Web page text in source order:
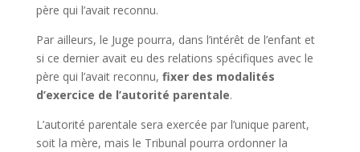
père qui l’avait reconnu.
Par ailleurs, le Juge pourra, dans l’intérêt de l’enfant et
si ce dernier avait eu des relations spécifiques avec le
père qui l’avait reconnu, fixer des modalités
d’exercice de l’autorité parentale.
L’autorité parentale sera exercée par l’unique parent,
soit la mère, mais le Tribunal pourra ordonner la